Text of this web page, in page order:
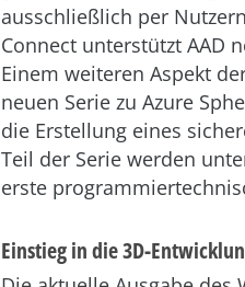
ausschließlich per
Connect unterstützt AAD
Einem weiteren Aspekt
neuen Serie zu Azure
die Erstellung eines
Teil der Serie werden
erste
Einstieg in die 3D-